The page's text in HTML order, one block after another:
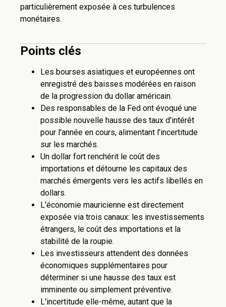
particulièrement exposée à ces turbulences
monétaires.
Points clés
Les bourses asiatiques et européennes ont
enregistré des baisses modérées en raison
de la progression du dollar américain.
Des responsables de la Fed ont évoqué une
possible nouvelle hausse des taux d'intérêt
pour l'année en cours, alimentant l'incertitude
sur les marchés.
Un dollar fort renchérit le coût des
importations et détourne les capitaux des
marchés émergents vers les actifs libellés en
dollars.
L'économie mauricienne est directement
exposée via trois canaux: les investissements
étrangers, le coût des importations et la
stabilité de la roupie.
Les investisseurs attendent des données
économiques supplémentaires pour
déterminer si une hausse des taux est
imminente ou simplement préventive.
L'incertitude elle-même, autant que la